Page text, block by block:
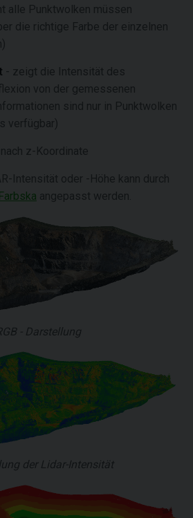
alle Punktwolken müssen
die richtige Farbe der einzelnen
- zeigt die Intensität des
von der gemessenen
sind nur in Punktwolken
verfügbar)
z-Koordinate
Intensität oder -Höhe kann durch
angepasst werden.
- Darstellung
der Lidar-Intensität